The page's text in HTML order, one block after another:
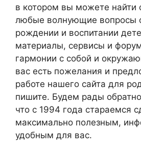
в котором вы можете найти
любые волнующие вопросы
рождении и воспитании
материалы, сервисы и
гармонии с собой и
вас есть пожелания и
работе нашего сайта для
пишите. Будем рады
что c 1994 года стараемся
максимально полезным,
удобным для вас.